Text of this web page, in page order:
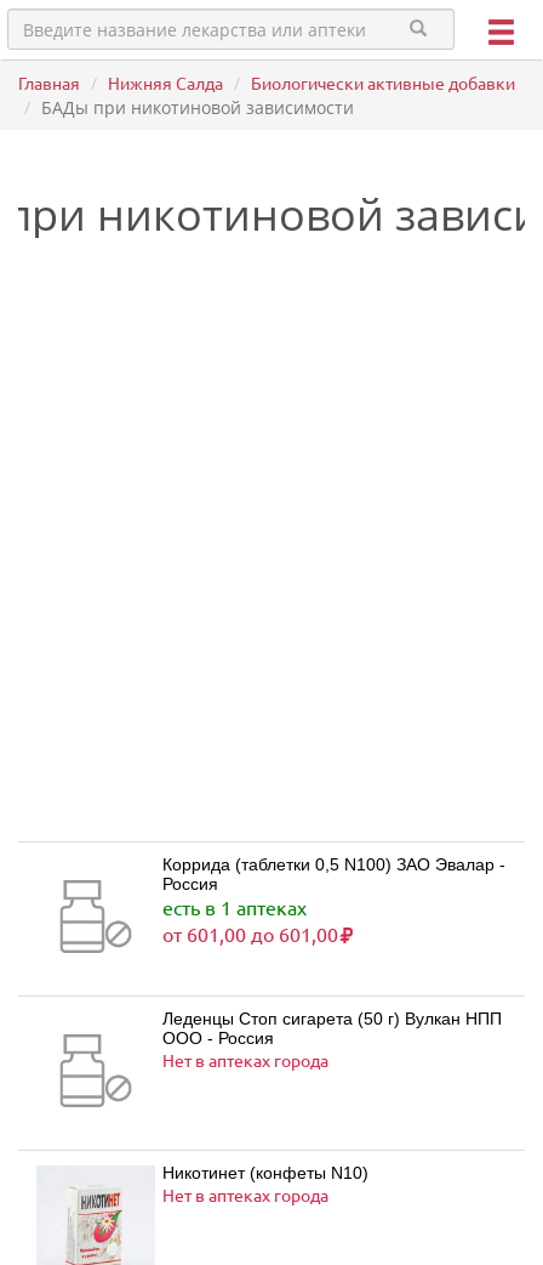
Главная Нижняя Салда Биологически активные добавки
БАДы при никотиновой зависимости
никотиновой
Коррида (таблетки 0,5 N100) ЗАО Эвалар -
Россия
есть в 1 аптеках
от 601,00 до 601,00
Леденцы Стоп сигарета (50 г) Вулкан НПП
ООО - Россия
Нет в аптеках города
Никотинет (конфеты N10)
Нет в аптеках города